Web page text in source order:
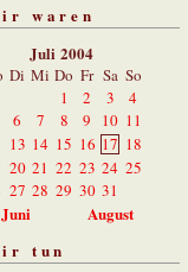
waren
Juli 2004
Di Mi Do Fr Sa So
1
2 3
4
6 7 8 9 10 11
13 14 15 16 17 18
20 21 22 23 24 25
27 28 29 30 31
Juni
August
tun